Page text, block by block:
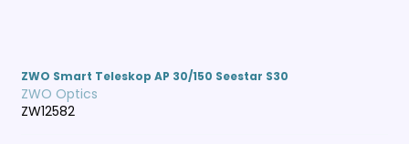
ZWO Smart Teleskop AP 30/150 Seestar S30
ZWO Optics
ZW12582